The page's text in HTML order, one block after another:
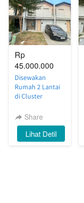
Rp
45.000.000
Disewakan
Rumah 2 Lantai
di Cluster
Waterfront
Estate, Lippo
Cikarang — Luas,
Nyaman, Siap
Share
`Lihat Detil